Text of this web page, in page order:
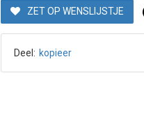
ZET OP WENSLIJSTJE
Deel: kopieer